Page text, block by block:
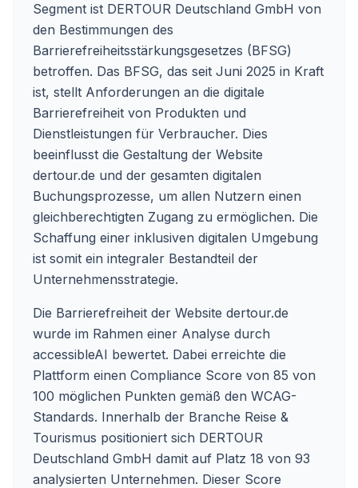
Segment ist DERTOUR Deutschland GmbH von
den Bestimmungen des
Barrierefreiheitsstärkungsgesetzes (BFSG)
betroffen. Das BFSG, das seit Juni 2025 in Kraft
ist, stellt Anforderungen an die digitale
Barrierefreiheit von Produkten und
Dienstleistungen für Verbraucher. Dies
beeinflusst die Gestaltung der Website
dertour.de und der gesamten digitalen
Buchungsprozesse, um allen Nutzern einen
gleichberechtigten Zugang zu ermöglichen. Die
Schaffung einer inklusiven digitalen Umgebung
ist somit ein integraler Bestandteil der
Unternehmensstrategie.
Die Barrierefreiheit der Website dertour.de
wurde im Rahmen einer Analyse durch
accessibleAI bewertet. Dabei erreichte die
Plattform einen Compliance Score von 85 von
100 möglichen Punkten gemäß den WCAG-
Standards. Innerhalb der Branche Reise &
Tourismus positioniert sich DERTOUR
Deutschland GmbH damit auf Platz 18 von 93
analysierten Unternehmen. Dieser Score